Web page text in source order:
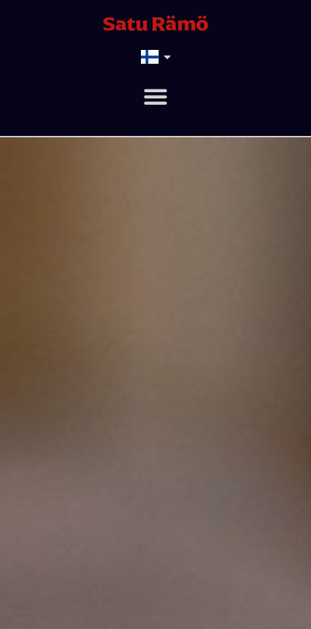
Satu Rämö